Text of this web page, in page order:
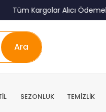
Kargolar Alıcı Ödemelidir!
Ara
SEZONLUK TEMİZLİK